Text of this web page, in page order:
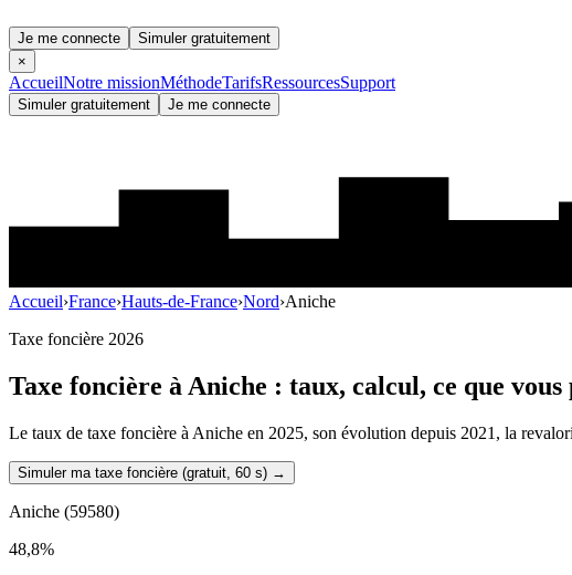
Je me connecte
Simuler gratuitement
×
AccueilNotre missionMéthodeTarifsRessourcesSupport
Simuler gratuitement Je me connecte
Accueil›France›Hauts-de-France›Nord›Aniche
Taxe foncière 2026
Taxe foncière à Aniche : taux, calcul, ce que
Le taux de taxe foncière à Aniche en 2025, son évolution depuis 2021, la
Simuler ma taxe foncière (gratuit, 60 s) →
Aniche (59580)
48,8%